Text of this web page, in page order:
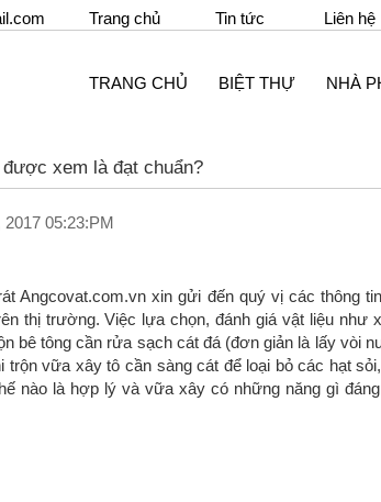
Trang chủ Tin tức Liên hệ
TRANG CHỦ BIỆT THỰ NHÀ
xem là đạt chuẩn?
05:23:PM
Angcovat.com.vn xin gửi đến quý vị các thông
thị trường. Việc lựa chọn, đánh giá vật liệu như
bê tông cần rửa sạch cát đá (đơn giản là lấy vòi
vữa xây tô cần sàng cát để loại bỏ các hạt
nào là hợp lý và vữa xây có những năng gì